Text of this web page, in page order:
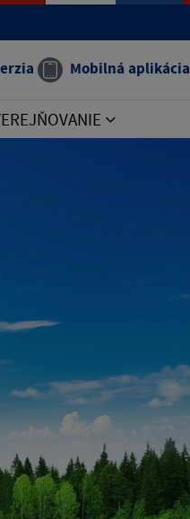
Mobilná aplikácia